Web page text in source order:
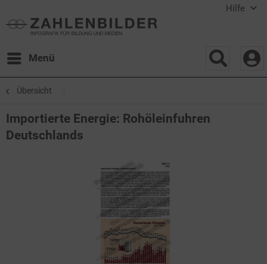
Hilfe
Menü
Übersicht
Importierte Energie: Rohöleinfuhren
Deutschlands